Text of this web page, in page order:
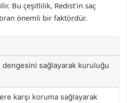
Bu çeşitlilik, Redist’in saç
önemli bir faktördür.
dengesini sağlayarak kuruluğu
karşı koruma sağlayarak